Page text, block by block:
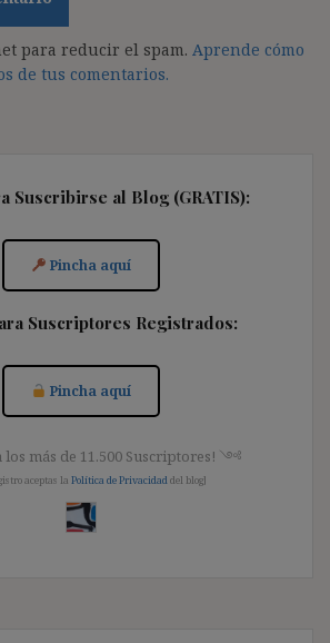
para reducir el spam. Aprende cómo
de tus comentarios.
Suscribirse al Blog (GRATIS):
Pincha aquí
Suscriptores Registrados:
Pincha aquí
más de 11.500 Suscriptores! ༺
aceptas la Política de Privacidad del blog]